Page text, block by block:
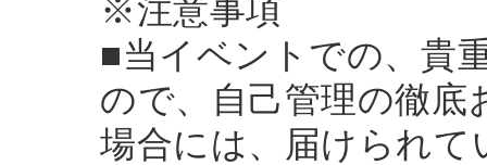
※注意事項
■当イベントでの、貴
ので、自己管理の徹底
場合には、届けられ